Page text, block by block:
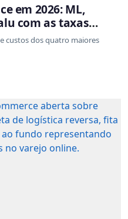
em 2026: ML,
com as taxas
custos dos quatro maiores